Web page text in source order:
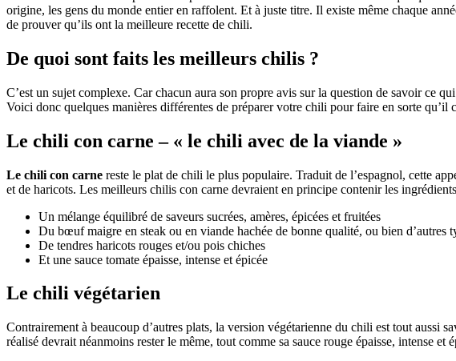
origine, les gens du monde entier en raffolent. Et à juste titre. Il existe même chaque
de prouver qu’ils ont la meilleure recette de chili.
De quoi sont faits les meilleurs chilis ?
C’est un sujet complexe. Car chacun aura son propre avis sur la question de savoir ce
Voici donc quelques manières différentes de préparer votre chili pour faire en sorte qu’il
Le chili con carne – « le chili avec de la viande »
Le chili con carne reste le plat de chili le plus populaire. Traduit de l’espagnol, cette
et de haricots. Les meilleurs chilis con carne devraient en principe contenir les
Un mélange équilibré de saveurs sucrées, amères, épicées et fruitées
Du bœuf maigre en steak ou en viande hachée de bonne qualité, ou bien
De tendres haricots rouges et/ou pois chiches
Et une sauce tomate épaisse, intense et épicée
Le chili végétarien
Contrairement à beaucoup d’autres plats, la version végétarienne du chili est tout aussi
réalisé devrait néanmoins rester le même, tout comme sa sauce rouge épaisse, intense